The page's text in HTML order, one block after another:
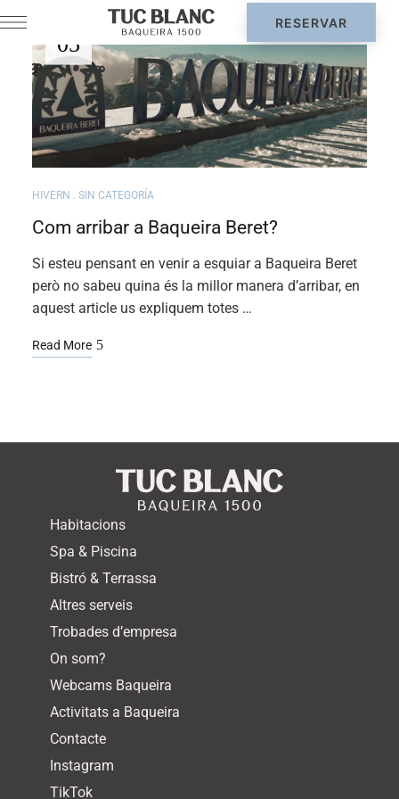
05
HIVERN SIN CATEGORÍA
Com arribar a Baqueira Beret?
Si esteu pensant en venir a esquiar a Baqueira Beret
però no sabeu quina és la millor manera d’arribar, en
aquest article us expliquem totes …
Read More
Habitacions
Spa & Piscina
Bistró & Terrassa
Altres serveis
Trobades d’empresa
On som?
Webcams Baqueira
Activitats a Baqueira
Contacte
Instagram
TikTok